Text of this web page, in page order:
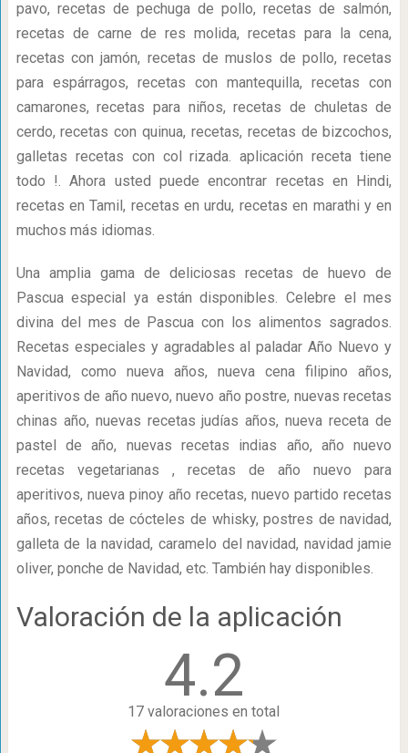
pavo, recetas de pechuga de pollo, recetas de salmón,
recetas de carne de res molida, recetas para la cena,
recetas con jamón, recetas de muslos de pollo, recetas
para espárragos, recetas con mantequilla, recetas con
camarones, recetas para niños, recetas de chuletas de
cerdo, recetas con quinua, recetas, recetas de bizcochos,
galletas recetas con col rizada. aplicación receta tiene
todo !. Ahora usted puede encontrar recetas en Hindi,
recetas en Tamil, recetas en urdu, recetas en marathi y en
muchos más idiomas.
Una amplia gama de deliciosas recetas de huevo de
Pascua especial ya están disponibles. Celebre el mes
divina del mes de Pascua con los alimentos sagrados.
Recetas especiales y agradables al paladar Año Nuevo y
Navidad, como nueva años, nueva cena filipino años,
aperitivos de año nuevo, nuevo año postre, nuevas recetas
chinas año, nuevas recetas judías años, nueva receta de
pastel de año, nuevas recetas indias año, año nuevo
recetas vegetarianas , recetas de año nuevo para
aperitivos, nueva pinoy año recetas, nuevo partido recetas
años, recetas de cócteles de whisky, postres de navidad,
galleta de la navidad, caramelo del navidad, navidad jamie
oliver, ponche de Navidad, etc. También hay disponibles.
Valoración de la aplicación
4.2
17 valoraciones en total